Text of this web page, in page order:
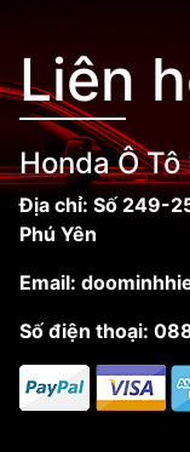
Liên
Honda Ô Tô
Địa chỉ: Số 249-
Phú Yên
Email:
Số điện thoại: